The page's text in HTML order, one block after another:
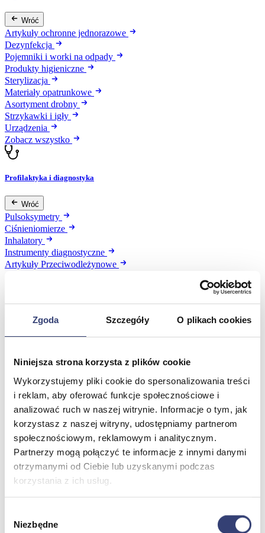
Zgoda Szczegóły O plikach cookies
Niniejsza strona korzysta z plików cookie
Wykorzystujemy pliki cookie do spersonalizowania treści
i reklam, aby oferować funkcje społecznościowe i
analizować ruch w naszej witrynie. Informacje o tym, jak
korzystasz z naszej witryny, udostępniamy partnerom
społecznościowym, reklamowym i analitycznym.
Partnerzy mogą połączyć te informacje z innymi danymi
otrzymanymi od Ciebie lub uzyskanymi podczas
korzystania z ich usług.
zgody
Niezbędne
Wróć
Artykuły ochronne jednorazowe
Dezynfekcja
Pojemniki i worki na odpady
Produkty higieniczne
Sterylizacja
Materiały opatrunkowe
Asortyment drobny
Strzykawki i igły
Urządzenia
Zobacz wszystko
Profilaktyka i diagnostyka
Wróć
Pulsoksymetry
Ciśnieniomierze
Inhalatory
Instrumenty diagnostyczne
Artykuły Przeciwodleżynowe
Meble medyczne
Wróć
Kozetki
Pielęgnacja mebli
Taborety i krzesła
Stoły
Parawany
Fotele
Zobacz wszystko
Spa & Wellness
Fotele do masażu